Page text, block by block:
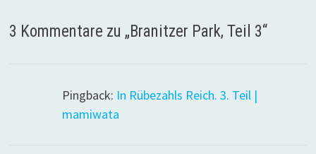
3 Kommentare zu „Branitzer Park, Teil 3“
Pingback: In Rübezahls Reich. 3. Teil |
mamiwata